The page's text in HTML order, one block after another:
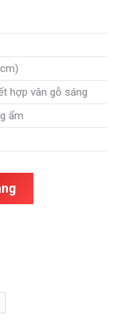
hợp vân gỗ sáng
ẩm